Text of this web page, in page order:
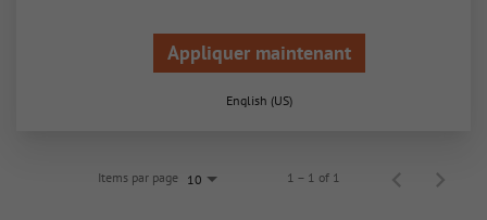
Appliquer maintenant
English (US)
Items par page 10 1 – 1 of 1